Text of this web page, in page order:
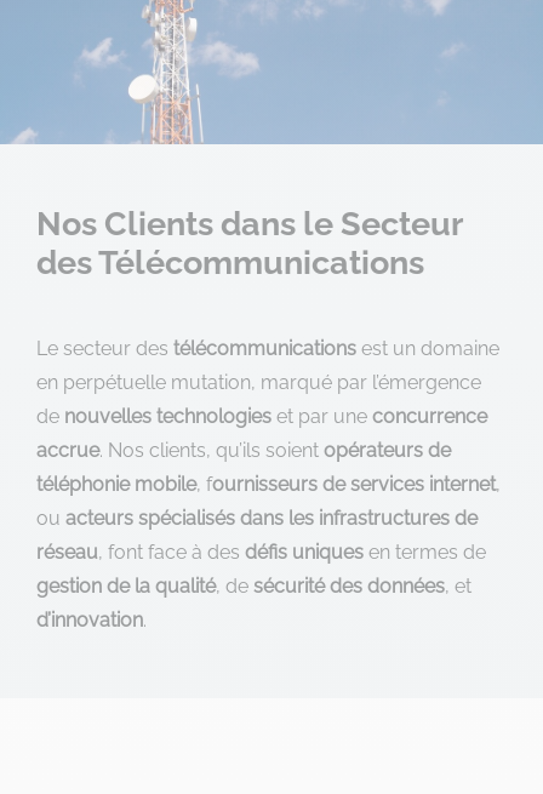
Nos Clients dans le Secteur
des Télécommunications
Le secteur des télécommunications est un domaine
en perpétuelle mutation, marqué par l’émergence
de nouvelles technologies et par une concurrence
accrue. Nos clients, qu’ils soient opérateurs de
téléphonie mobile, fournisseurs de services internet,
ou acteurs spécialisés dans les infrastructures de
réseau, font face à des défis uniques en termes de
gestion de la qualité, de sécurité des données, et
d’innovation.